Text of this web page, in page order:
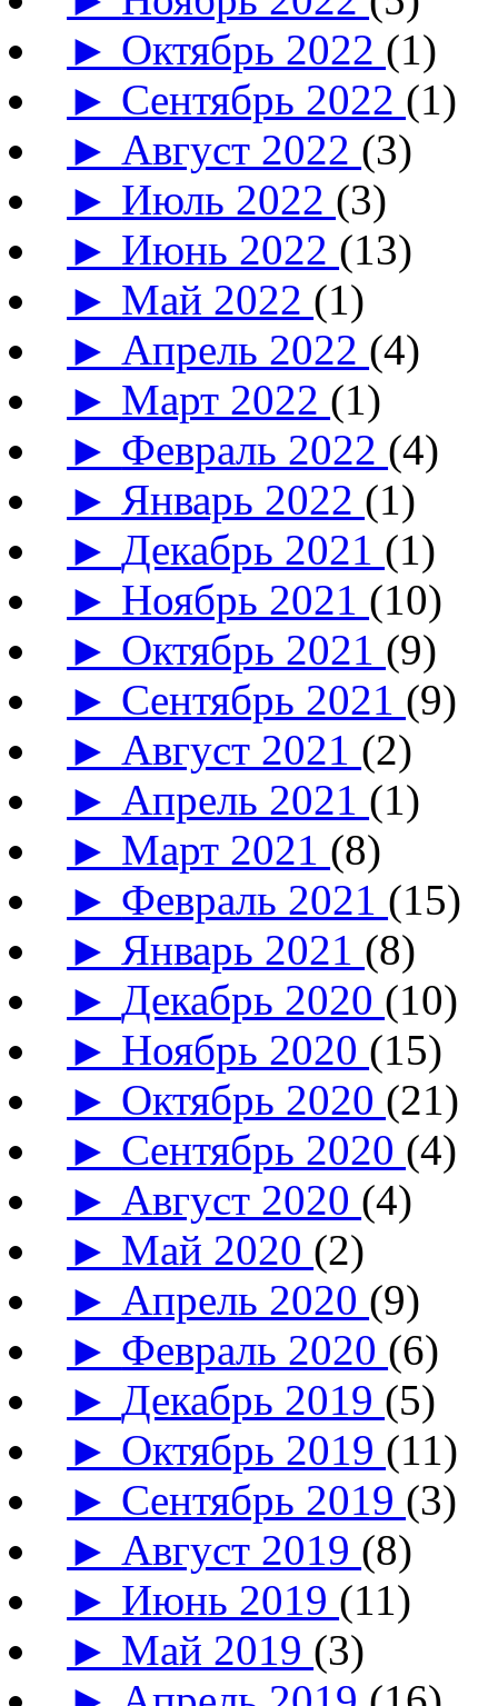
► Октябрь 2022 (1)
► Сентябрь 2022 (1)
► Август 2022 (3)
► Июль 2022 (3)
► Июнь 2022 (13)
► Май 2022 (1)
► Апрель 2022 (4)
► Март 2022 (1)
► Февраль 2022 (4)
► Январь 2022 (1)
►Декабрь 2021 (1)
► Ноябрь 2021 (10)
► Октябрь 2021 (9)
► Сентябрь 2021 (9)
► Август 2021 (2)
► Апрель 2021 (1)
► Март 2021 (8)
► Февраль 2021 (15)
► Январь 2021 (8)
►Декабрь 2020 (10)
► Ноябрь 2020 (15)
► Октябрь 2020 (21)
► Сентябрь 2020 (4)
► Август 2020 (4)
► Май 2020 (2)
► Апрель 2020 (9)
► Февраль 2020 (6)
►Декабрь 2019 (5)
► Октябрь 2019 (11)
► Сентябрь 2019 (3)
► Август 2019 (8)
► Июнь 2019 (11)
► Май 2019 (3)